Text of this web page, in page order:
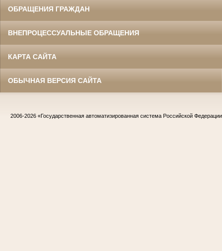
ОБРАЩЕНИЯ ГРАЖДАН
ВНЕПРОЦЕССУАЛЬНЫЕ ОБРАЩЕНИЯ
КАРТА САЙТА
ОБЫЧНАЯ ВЕРСИЯ САЙТА
2006-2026 «Государственная автоматизированная система Российской